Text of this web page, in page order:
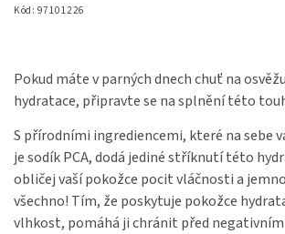
Kód: 97101226
Pokud máte v parných dnech chuť na
hydratace, připravte se na splnění této
S přírodními ingrediencemi, které na sebe
je sodík PCA, dodá jediné stříknutí této
obličej vaší pokožce pocit vláčnosti a
všechno! Tím, že poskytuje pokožce
vlhkost, pomáhá ji chránit před